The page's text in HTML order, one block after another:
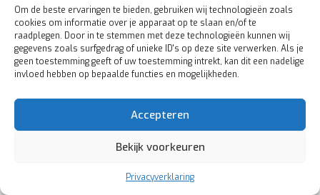
Om de beste ervaringen te bieden, gebruiken wij technologieën zoals
cookies om informatie over je apparaat op te slaan en/of te
raadplegen. Door in te stemmen met deze technologieën kunnen wij
gegevens zoals surfgedrag of unieke ID's op deze site verwerken. Als je
geen toestemming geeft of uw toestemming intrekt, kan dit een nadelige
invloed hebben op bepaalde functies en mogelijkheden.
Accepteren
Bekijk voorkeuren
Privacyverklaring